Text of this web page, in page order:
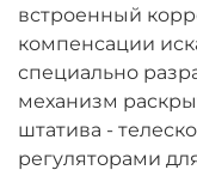
встроенный
компенсации
специально
механизм
штатива -
регуляторами